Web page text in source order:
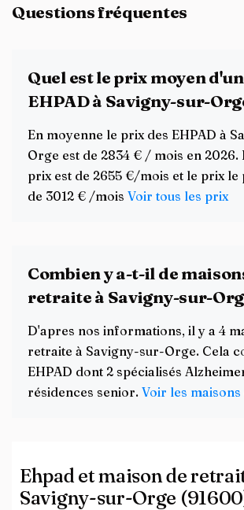
Questions fréquentes
Quel est le prix moyen
EHPAD à Savigny-sur-
En moyenne le prix des EHPAD à
Orge est de 2834 € / mois en 2026.
prix est de 2655 €/mois et le prix le
de 3012 € /mois Voir tous les prix
Combien y a-t-il de
retraite à Savigny-sur-
D'apres nos informations, il y a 4
retraite à Savigny-sur-Orge. Cela
EHPAD dont 2 spécialisés
résidences senior. Voir les
Ehpad et maison de
Savigny-sur-Orge